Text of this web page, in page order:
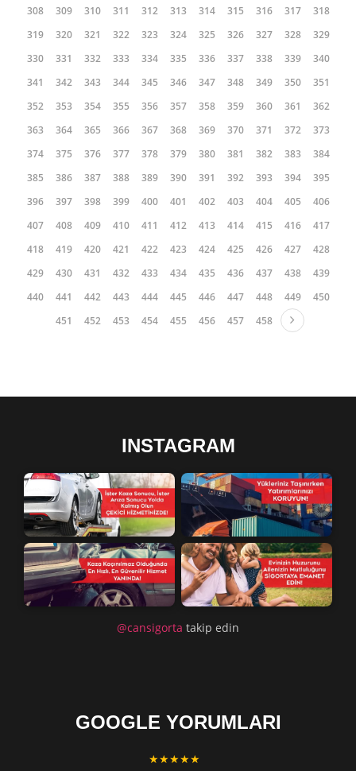
308
309 310 311 312 313 314 315 316 317
318
319
320 321 322 323 324 325 326 327 328
329
330
331 332 333 334 335 336 337 338 339
340
341
342 343 344 345 346 347 348 349 350
351
352
353 354 355 356 357 358 359 360 361
362
363
364 365 366 367 368 369 370 371 372
373
374
375 376 377 378 379 380 381 382 383
384
385
386 387 388 389 390 391 392 393 394
395
396
397 398 399 400 401 402 403 404 405
406
407
408 409 410 411 412 413 414 415 416
417
418
419 420 421 422 423 424 425 426 427
428
429
430 431 432 433 434 435 436 437 438
439
440
441 442 443 444 445 446 447 448 449
450
451
452 453 454 455 456 457 458
INSTAGRAM
@cansigorta takip edin
GOOGLE YORUMLARI
★★★★★